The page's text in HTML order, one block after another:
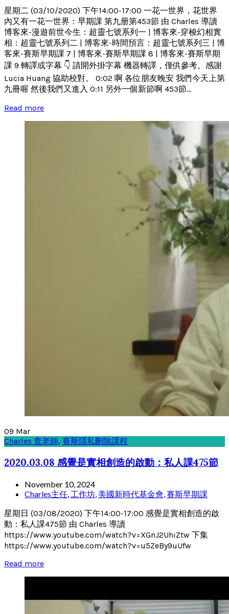
星期二 (03/10/2020) 下午14:00-17:00 一花一世界，花世界
內又有一花一世界：早期課 第九册第453節 由 Charles 導讀
博客來-漫遊前世今生：超靈七號系列一 | 博客來-穿梭幻相實
相：超靈七號系列二 | 博客來-時間預言：超靈七號系列三 | 博
客來-賽斯早期課 7 | 博客來-賽斯早期課 8 | 博客來-賽斯早期
課 9 轉譯或字幕 👇 請開外掛字幕 機器轉譯，僅供參考。感謝
Lucia Huang 協助校對。 0:02 啊 各位朋友晚安 我們今天上第
九冊喔 然後我們又進入 0:11 另外一個新節啊 453節...
Read more
09 Mar
Charles 查老師, 賽斯隱私刪除課程
2020.03.08 感覺是實相創造的啟動：私人課475節
November 10, 2024
Charles主任, 工作坊, 美國新時代基金會,賽斯早期課
星期日 (03/08/2020) 下午14:00-17:00 感覺是實相創造的啟
動：私人課475節 由 Charles 導讀
https://www.youtube.com/watch?v=XGnJ2UhiZtw 下集
https://www.youtube.com/watch?v=u5ZeBy9uUfw
Read more